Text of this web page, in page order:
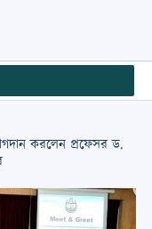
করলেন প্রফেসর ড.